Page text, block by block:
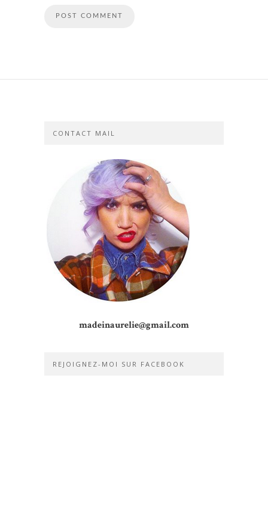
CONTACT MAIL
madeinaurelie@gmail.com
REJOIGNEZ-MOI SUR FACEBOOK